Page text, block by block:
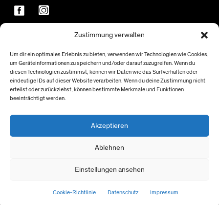
Zustimmung verwalten
Um dir ein optimales Erlebnis zu bieten, verwenden wir Technologien wie Cookies,
um Geräteinformationen zu speichern und/oder darauf zuzugreifen. Wenn du
diesen Technologien zustimmst, können wir Daten wie das Surfverhalten oder
eindeutige IDs auf dieser Website verarbeiten. Wenn du deine Zustimmung nicht
erteilst oder zurückziehst, können bestimmte Merkmale und Funktionen
beeinträchtigt werden.
Akzeptieren
Ablehnen
Einstellungen ansehen
Cookie-Richtlinie Datenschutz Impressum
FÖRDER:INNEN
> NACH OBEN